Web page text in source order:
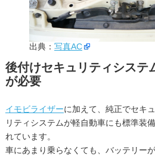
出典： 写真AC
後付けセキュリティシステ
が必要
イモビライザーに加えて、純正でセキ
リティシステムが軽自動車にも標準装
れています。
車にあまり乗らなくても、バッテリー